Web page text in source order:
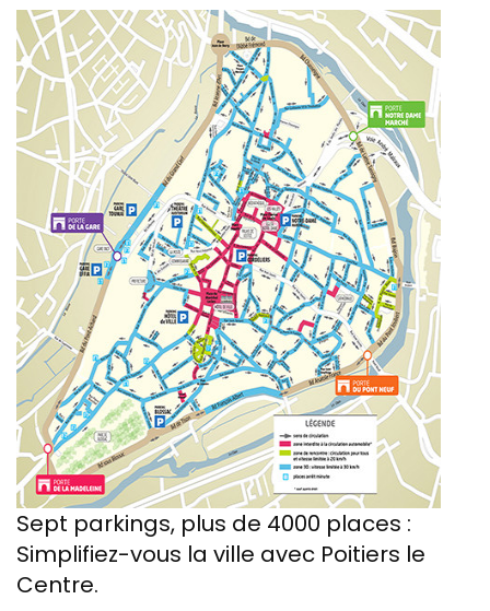
Sept parkings, plus de 4000 places :
Simplifiez-vous la ville avec Poitiers le
Centre.